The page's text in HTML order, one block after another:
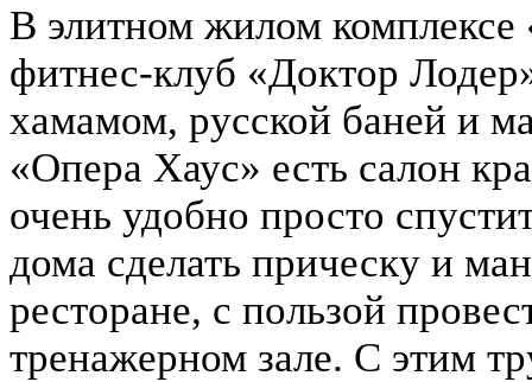
В элитном жилом комплексе
фитнес-клуб «Доктор
хамамом, русской баней и
«Опера Хаус» есть салон
очень удобно просто
дома сделать прическу и
ресторане, с пользой
тренажерном зале. С этим